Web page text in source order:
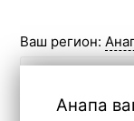
Ваш регион:
Анапа